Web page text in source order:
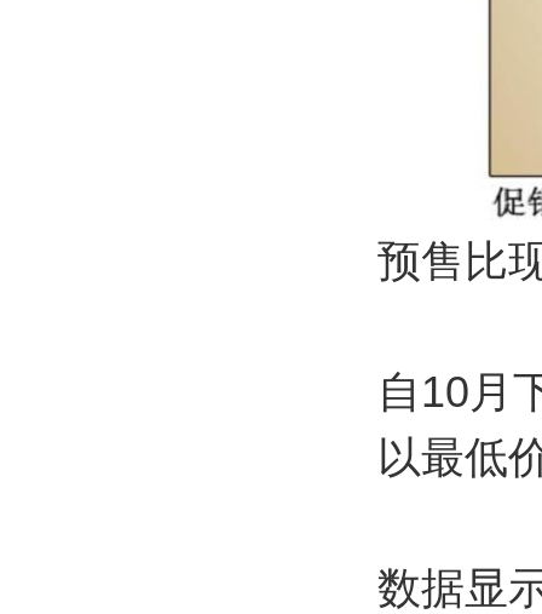
预售比
自10月
以最低
数据显